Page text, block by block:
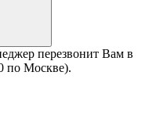
перезвонит Вам в
по Москве).